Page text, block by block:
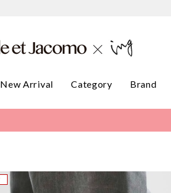
New Arrival Category Brand